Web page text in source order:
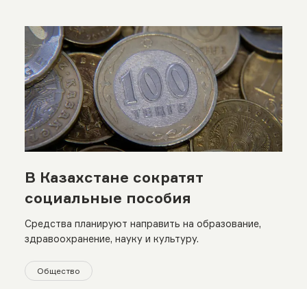
В Казахстане сократят
социальные пособия
Средства планируют направить на образование,
здравоохранение, науку и культуру.
Общество